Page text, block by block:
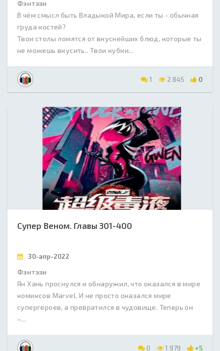
Фэнтэзи
В чём смысл быть Владыкой Мира, если ты - обычная
груда костей?
Твои столы ломятся от вкуснейших блюд, которые ты
не можешь вкусить.. Твои кубки...
1 2 845 0
Супер Веном. Главы 301-400
30-апр-2022
Фэнтэзи
Ян Хань проснулся и обнаружил, что оказался в мире
комиксов Marvel. И не просто оказался мире
супергероев, а превратился в чудовище. Теперь он
–...
0 1 979 +5